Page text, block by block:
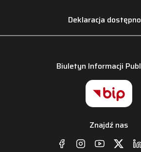
Deklaracja
Biuletyn Informacji
Znajdź nas